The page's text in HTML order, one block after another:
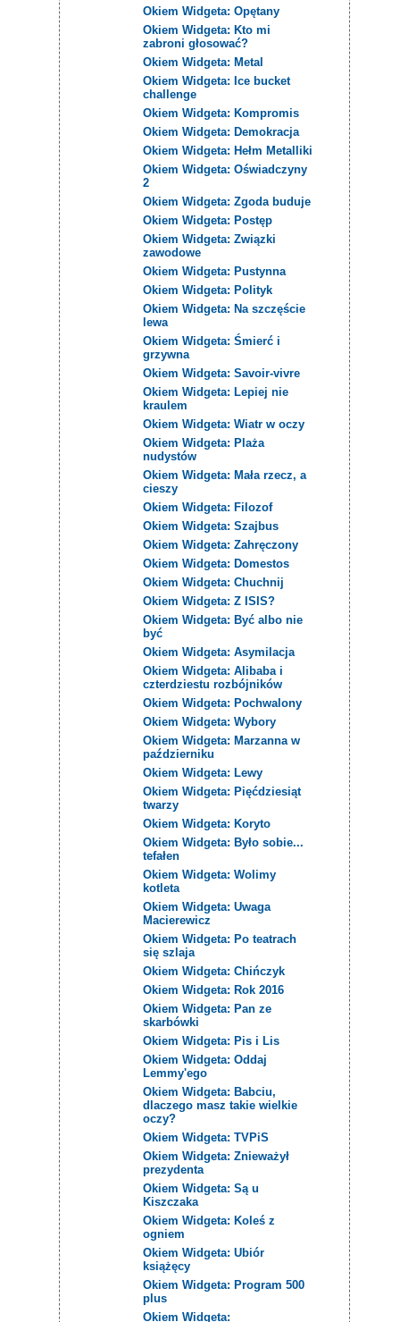
Okiem Widgeta: Opętany
Okiem Widgeta: Kto mi
zabroni głosować?
Okiem Widgeta: Metal
Okiem Widgeta: Ice bucket
challenge
Okiem Widgeta: Kompromis
Okiem Widgeta: Demokracja
Okiem Widgeta: Hełm Metalliki
Okiem Widgeta: Oświadczyny
2
Okiem Widgeta: Zgoda buduje
Okiem Widgeta: Postęp
Okiem Widgeta: Związki
zawodowe
Okiem Widgeta: Pustynna
Okiem Widgeta: Polityk
Okiem Widgeta: Na szczęście
lewa
Okiem Widgeta: Śmierć i
grzywna
Okiem Widgeta: Savoir-vivre
Okiem Widgeta: Lepiej nie
kraulem
Okiem Widgeta: Wiatr w oczy
Okiem Widgeta: Plaża
nudystów
Okiem Widgeta: Mała rzecz, a
cieszy
Okiem Widgeta: Filozof
Okiem Widgeta: Szajbus
Okiem Widgeta: Zahręczony
Okiem Widgeta: Domestos
Okiem Widgeta: Chuchnij
Okiem Widgeta: Z ISIS?
Okiem Widgeta: Być albo nie
być
Okiem Widgeta: Asymilacja
Okiem Widgeta: Alibaba i
czterdziestu rozbójników
Okiem Widgeta: Pochwalony
Okiem Widgeta: Wybory
Okiem Widgeta: Marzanna w
październiku
Okiem Widgeta: Lewy
Okiem Widgeta: Pięćdziesiąt
twarzy
Okiem Widgeta: Koryto
Okiem Widgeta: Było sobie...
tefałen
Okiem Widgeta: Wolimy
kotleta
Okiem Widgeta: Uwaga
Macierewicz
Okiem Widgeta: Po teatrach
się szlaja
Okiem Widgeta: Chińczyk
Okiem Widgeta: Rok 2016
Okiem Widgeta: Pan ze
skarbówki
Okiem Widgeta: Pis i Lis
Okiem Widgeta: Oddaj
Lemmy'ego
Okiem Widgeta: Babciu,
dlaczego masz takie wielkie
oczy?
Okiem Widgeta: TVPiS
Okiem Widgeta: Znieważył
prezydenta
Okiem Widgeta: Są u
Kiszczaka
Okiem Widgeta: Koleś z
ogniem
Okiem Widgeta: Ubiór
książęcy
Okiem Widgeta: Program 500
plus
Okiem Widgeta: